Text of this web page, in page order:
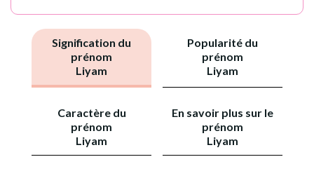
Signification du
prénom
Liyam
Popularité du
prénom
Liyam
Caractère du
prénom
Liyam
En savoir plus sur le
prénom
Liyam